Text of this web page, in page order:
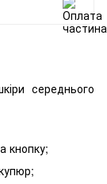
середнього
кнопку;